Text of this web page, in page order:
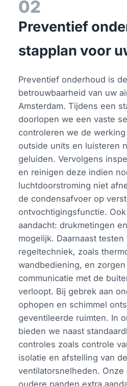
02
Preventief
stapplan voor
Preventief onderhoud is
betrouwbaarheid van uw
Amsterdam. Tijdens een
doorlopen we een vaste
controleren we de
outside units en luisteren
geluiden. Vervolgens
en reinigen deze indien
luchtdoorstroming niet
de condensafvoer op
ontvochtigingsfunctie.
aandacht: drukmetingen
mogelijk. Daarnaast testen
regeltechniek, zoals
wandbediening, en
communicatie met de
verloopt. Bij gebrek aan
ophopen en schimmel
geventileerde ruimten. In
bieden we naast
controles zoals controle
isolatie en afstelling van de
ventilatorsnelheden.